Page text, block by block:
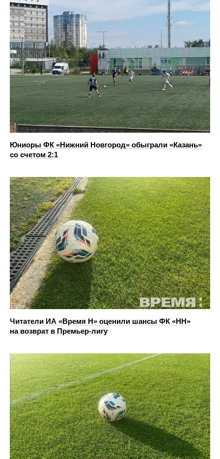
Юниоры ФК «Нижний Новгород» обыграли «Казань»
со счетом 2:1
Читатели ИА «Время Н» оценили шансы ФК «НН»
на возврат в Премьер-лигу